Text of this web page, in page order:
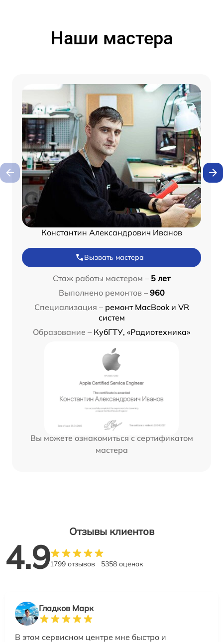
Наши мастера
Константин Александрович Иванов
Вызвать мастера
Стаж работы мастером – 5 лет
Выполнено ремонтов – 960
Специализация – ремонт MacBook и VR
систем
Образование – КубГТУ, «Радиотехника»
Вы можете ознакомиться с сертификатом
мастера
Отзывы клиентов
4.91799 отзывов 5358 оценок
Гладков Марк
В этом сервисном центре мне быстро и